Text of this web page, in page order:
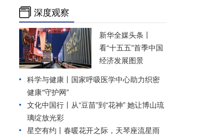
深度观察
新华全媒头条丨
看“十五五”首季中国
经济发展图景
科学与健康丨国家呼吸医学中心助力织密
健康“守护网”
文化中国行丨从“豆苗”到“花神” 她让博山琉
璃绽放光彩
星空有约丨春暖花开之际，天琴座流星雨